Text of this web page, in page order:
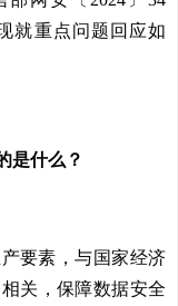
就重点问题回应如
是什么？
要素，与国家经济
关，保障数据安全